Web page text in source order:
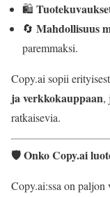
🛍️
🔄 Mahdollisuus
paremmaksi.
Copy.ai sopii
ja verkkokauppaan,
ratkaisevia.
🛡️ Onko Copy.ai
Copy.ai:ssa on